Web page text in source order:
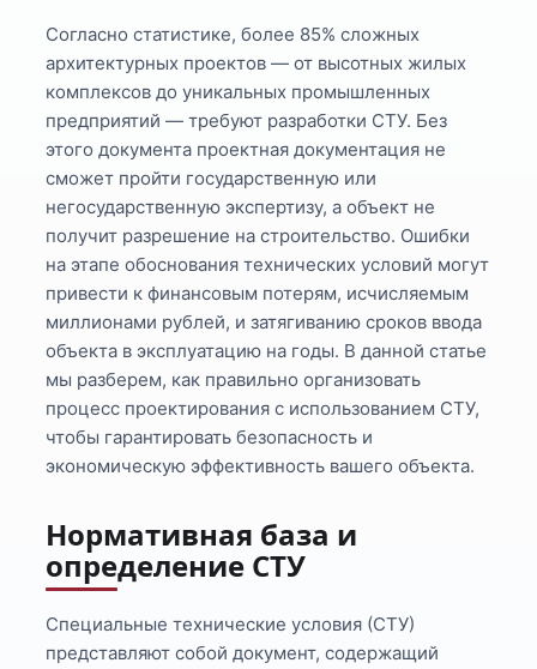
Согласно статистике, более 85% сложных
архитектурных проектов — от высотных жилых
комплексов до уникальных промышленных
предприятий — требуют разработки СТУ. Без
этого документа проектная документация не
сможет пройти государственную или
негосударственную экспертизу, а объект не
получит разрешение на строительство. Ошибки
на этапе обоснования технических условий могут
привести к финансовым потерям, исчисляемым
миллионами рублей, и затягиванию сроков ввода
объекта в эксплуатацию на годы. В данной статье
мы разберем, как правильно организовать
процесс проектирования с использованием СТУ,
чтобы гарантировать безопасность и
экономическую эффективность вашего объекта.
Нормативная база и
определение СТУ
Специальные технические условия (СТУ)
представляют собой документ, содержащий